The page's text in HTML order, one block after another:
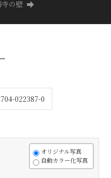
の壁
022387-0
オリジナル写真
自動カラー化写真